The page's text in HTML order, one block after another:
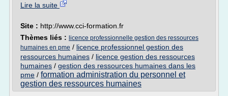
Lire la suite
Site : http://www.cci-formation.fr
Thèmes liés : licence professionnelle gestion des ressources
humaines en pme / licence professionnel gestion des
ressources humaines / licence gestion des ressources
humaines / gestion des ressources humaines dans les
pme / formation administration du personnel et
gestion des ressources humaines